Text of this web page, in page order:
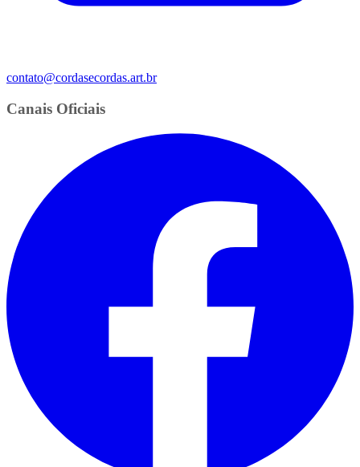
contato@cordasecordas.art.br
Canais Oficiais